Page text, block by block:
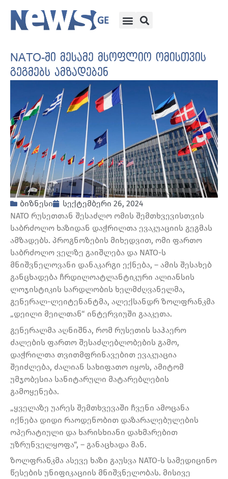
NATO-ში მესამე მსოფლიო ომისთვის
გეგმებს ამზადებენ
ბიზნესი
სექტემბერი 26, 2024
NATO რუსეთთან შესაძლო ომის შემთხვევისთვის
საბრძოლო ხაზიდან დაჭრილთა ევაკუაციის გეგმას
ამზადებს. პროგნოზების მიხედვით, ომი ფართო
საბრძოლო ველზე გაიშლება და NATO-ს
მნიშვნელოვანი დანაკარგი ექნება, – ამის შესახებ
განცხადება ჩრდილოატლანტიკური ალიანსის
ლოჯისტიკის სარდლობის ხელმძღვანელმა,
გენერალ-ლეიტენანტმა, ალექსანდრ ზოლფრანკმა
„დეილი მეილთან“ ინტერვიუში გააკეთა.
გენერალმა აღნიშნა, რომ რუსეთის საჰაერო
ძალების ფართო შესაძლებლობების გამო,
დაჭრილთა თვითმფრინავებით ევაკუაცია
შეიძლება, ძალიან სახიფათო იყოს, ამიტომ
უმჯობესია სანიტარული მატარებლების
გამოყენება.
„ყველაზე უარეს შემთხვევაში ჩვენი ამოცანა
იქნება დიდი რაოდენობით დაზარალებულების
ოპერატიული და ხარისხიანი დახმარებით
უზრუნველყოფა“, – განაცხადა მან.
ზოლფრანკმა ასევე ხაზი გაუსვა NATO-ს სამედიცინო
წესების უნიფიკაციის მნიშვნელობას. მისივე